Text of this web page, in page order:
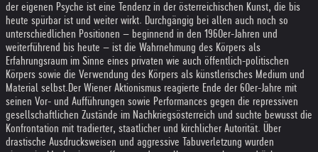
der eigenen Psyche ist eine Tendenz in der österreichischen Kunst, die bis
heute spürbar ist und weiter wirkt. Durchgängig bei allen auch noch so
unterschiedlichen Positionen – beginnend in den 1960er-Jahren und
weiterführend bis heute – ist die Wahrnehmung des Körpers als
Erfahrungsraum im Sinne eines privaten wie auch öffentlich-politischen
Körpers sowie die Verwendung des Körpers als künstlerisches Medium und
Material selbst. Der Wiener Aktionismus reagierte Ende der 60er-Jahre mit
seinen Vor- und Aufführungen sowie Performances gegen die repressiven
gesellschaftlichen Zustände im Nachkriegsösterreich und suchte bewusst die
Konfrontation mit tradierter, staatlicher und kirchlicher Autorität. Über
drastische Ausdrucksweisen und aggressive Tabuverletzung wurden